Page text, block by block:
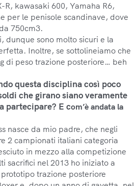
R, kawasaki 600, Yamaha R6,
per le penisole scandinave, dove
750cm3.
dunque sono molto sicuri e la
Inoltre, se sottolineiamo che
di peso trazione posteriore… beh
questa disciplina così poco
che girano siano veramente
partecipare? E com’è andata la
nasce da mio padre, che negli
2 campionati italiani categoria
in mezzo alla competizione
sacrifici nel 2013 ho iniziato a
trazione posteriore